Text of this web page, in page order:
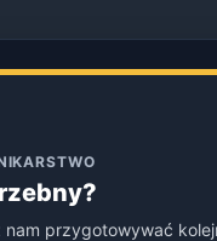
przygotowywać